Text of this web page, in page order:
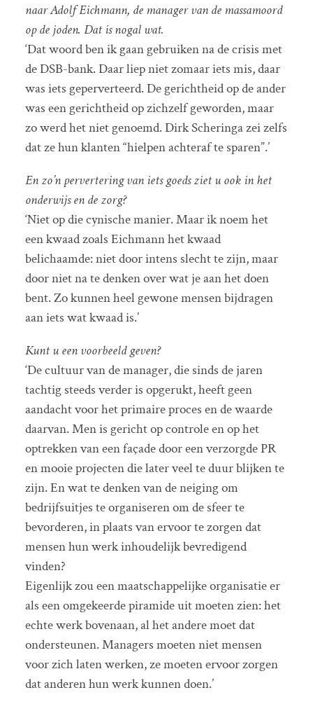
naar Adolf Eichmann, de manager van de massamoord
op de joden. Dat is nogal wat.
‘Dat woord ben ik gaan gebruiken na de crisis met
de DSB-bank. Daar liep niet zomaar iets mis, daar
was iets geperverteerd. De gerichtheid op de ander
was een gerichtheid op zichzelf geworden, maar
zo werd het niet genoemd. Dirk Scheringa zei zelfs
dat ze hun klanten “hielpen achteraf te sparen”.’
En zo’n pervertering van iets goeds ziet u ook in het
onderwijs en de zorg?
‘Niet op die cynische manier. Maar ik noem het
een kwaad zoals Eichmann het kwaad
belichaamde: niet door intens slecht te zijn, maar
door niet na te denken over wat je aan het doen
bent. Zo kunnen heel gewone mensen bijdragen
aan iets wat kwaad is.’
Kunt u een voorbeeld geven?
‘De cultuur van de manager, die sinds de jaren
tachtig steeds verder is opgerukt, heeft geen
aandacht voor het primaire proces en de waarde
daarvan. Men is gericht op controle en op het
optrekken van een façade door een verzorgde PR
en mooie projecten die later veel te duur blijken te
zijn. En wat te denken van de neiging om
bedrijfsuitjes te organiseren om de sfeer te
bevorderen, in plaats van ervoor te zorgen dat
mensen hun werk inhoudelijk bevredigend
vinden?
Eigenlijk zou een maatschappelijke organisatie er
als een omgekeerde piramide uit moeten zien: het
echte werk bovenaan, al het andere moet dat
ondersteunen. Managers moeten niet mensen
voor zich laten werken, ze moeten ervoor zorgen
dat anderen hun werk kunnen doen.’